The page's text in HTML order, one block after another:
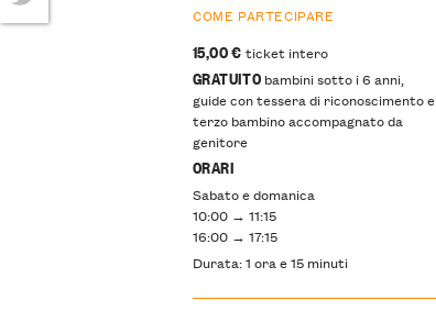
COME PARTECIPARE
15,00€ ticket intero
GRATUITO bambini sotto i 6 anni,
guide con tessera di riconoscimento e
terzo bambino accompagnato da
genitore
ORARI
Sabato e domanica
10:00 → 11:15
16:00 → 17:15
Durata: 1 ora e 15 minuti
Twitter